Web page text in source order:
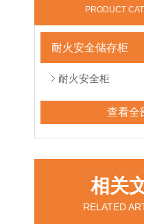
PRODUCT
耐火安全储存柜
耐火安全柜
查看全
相关
RELATED